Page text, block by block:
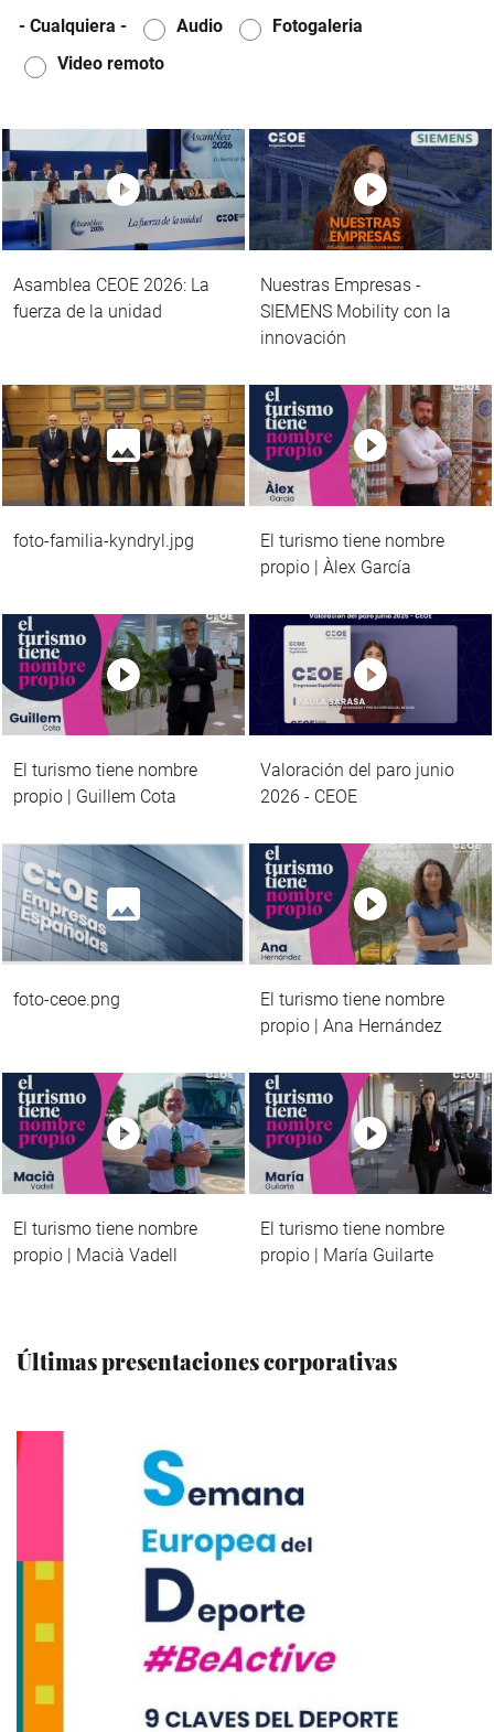
- Cualquiera - Audio
Fotogaleria
Video remoto
Asamblea CEOE 2026: La
fuerza de la unidad
Nuestras Empresas -
SIEMENS Mobility con la
innovación
foto-familia-kyndryl.jpg
El turismo tiene nombre
propio | Àlex García
El turismo tiene nombre
propio | Guillem Cota
Valoración del paro junio
2026 - CEOE
foto-ceoe.png
El turismo tiene nombre
propio | Ana Hernández
El turismo tiene nombre
propio | Macià Vadell
El turismo tiene nombre
propio | María Guilarte
Últimas presentaciones corporativas